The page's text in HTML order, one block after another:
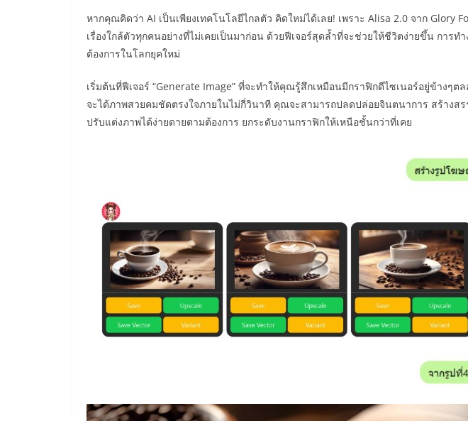
หากคุณคิดว่า AI เป็นเพียงเทคโนโลยีไกลตัว คิดใหม่ได้เลย! เพราะ Alisa 2.0 จาก Glory
เรื่องใกล้ตัวทุกคนอย่างที่ไม่เคยเป็นมาก่อน ด้วยฟีเจอร์สุดล้ำที่จะช่วยให้ชีวิตง่ายขึ้น การท
ต้องการในโลกยุคใหม่
เริ่มต้นที่ฟีเจอร์ “Generate Image” ที่จะทำให้คุณรู้สึกเหมือนมีกราฟิกดีไซเนอร์อยู่ข้างๆต
จะได้ภาพสวยคมชัดตรงใจภายในไม่กี่วินาที คุณจะสามารถปลดปล่อยจินตนาการ สร้างสร
ปรับแต่งภาพได้ง่ายดายตามต้องการ ยกระดับงานกราฟิกให้เหนือชั้นกว่าที่เคย